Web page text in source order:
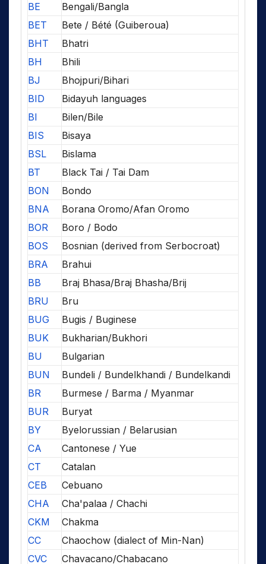
BE
Bengali/Bangla
BET
Bete / Bété (Guiberoua)
BHT
Bhatri
BH
Bhili
BJ
Bhojpuri/Bihari
BID
Bidayuh languages
BI
Bilen/Bile
BIS
Bisaya
BSL
Bislama
BT
Black Tai / Tai Dam
BON
Bondo
BNA
Borana Oromo/Afan Oromo
BOR
Boro / Bodo
BOS
Bosnian (derived from Serbocroat)
BRA
Brahui
BB
Braj Bhasa/Braj Bhasha/Brij
BRU
Bru
BUG
Bugis / Buginese
BUK
Bukharian/Bukhori
BU
Bulgarian
BUN
Bundeli / Bundelkhandi / Bundelkandi
BR
Burmese / Barma / Myanmar
BUR
Buryat
BY
Byelorussian / Belarusian
CA
Cantonese / Yue
CT
Catalan
CEB
Cebuano
CHA
Cha'palaa / Chachi
CKM
Chakma
CC
Chaochow (dialect of Min-Nan)
CVC
Chavacano/Chabacano